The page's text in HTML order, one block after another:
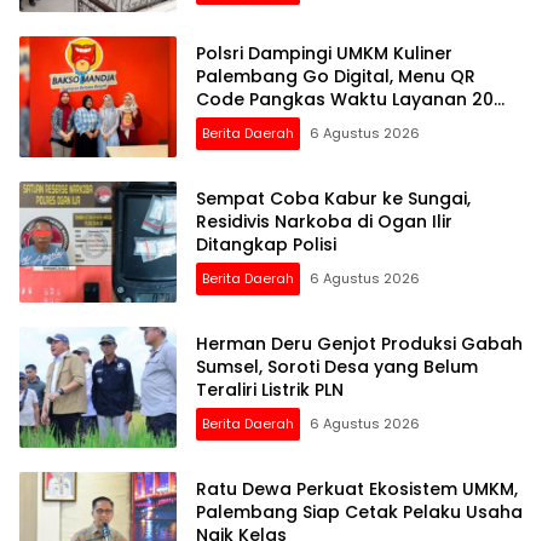
Polsri Dampingi UMKM Kuliner
Palembang Go Digital, Menu QR
Code Pangkas Waktu Layanan 20
Persen
Berita Daerah 6 Agustus 2026
Sempat Coba Kabur ke Sungai,
Residivis Narkoba di Ogan Ilir
Ditangkap Polisi
Berita Daerah 6 Agustus 2026
Herman Deru Genjot Produksi Gabah
Sumsel, Soroti Desa yang Belum
Teraliri Listrik PLN
Berita Daerah 6 Agustus 2026
Ratu Dewa Perkuat Ekosistem UMKM,
Palembang Siap Cetak Pelaku Usaha
Naik Kelas